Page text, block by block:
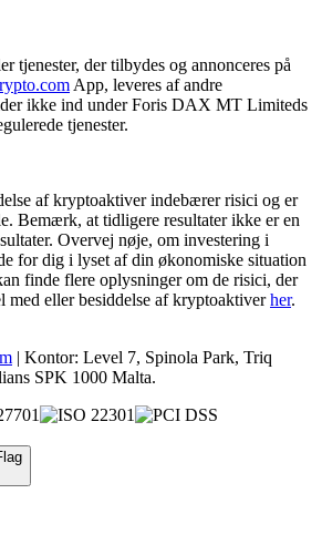
tjenester, der tilbydes og annonceres på
App, leveres af andre
ikke ind under Foris DAX MT Limiteds
tjenester.
af kryptoaktiver indebærer risici og er
Bemærk, at tidligere resultater ikke er en
Overvej nøje, om investering i
for dig i lyset af din økonomiske situation
finde flere oplysninger om de risici, der
med eller besiddelse af kryptoaktiverher.
| Kontor: Level 7, Spinola Park, Triq
SPK 1000 Malta.